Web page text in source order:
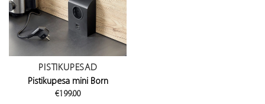
PISTIKUPESAD
Pistikupesa mini Born
€199.00